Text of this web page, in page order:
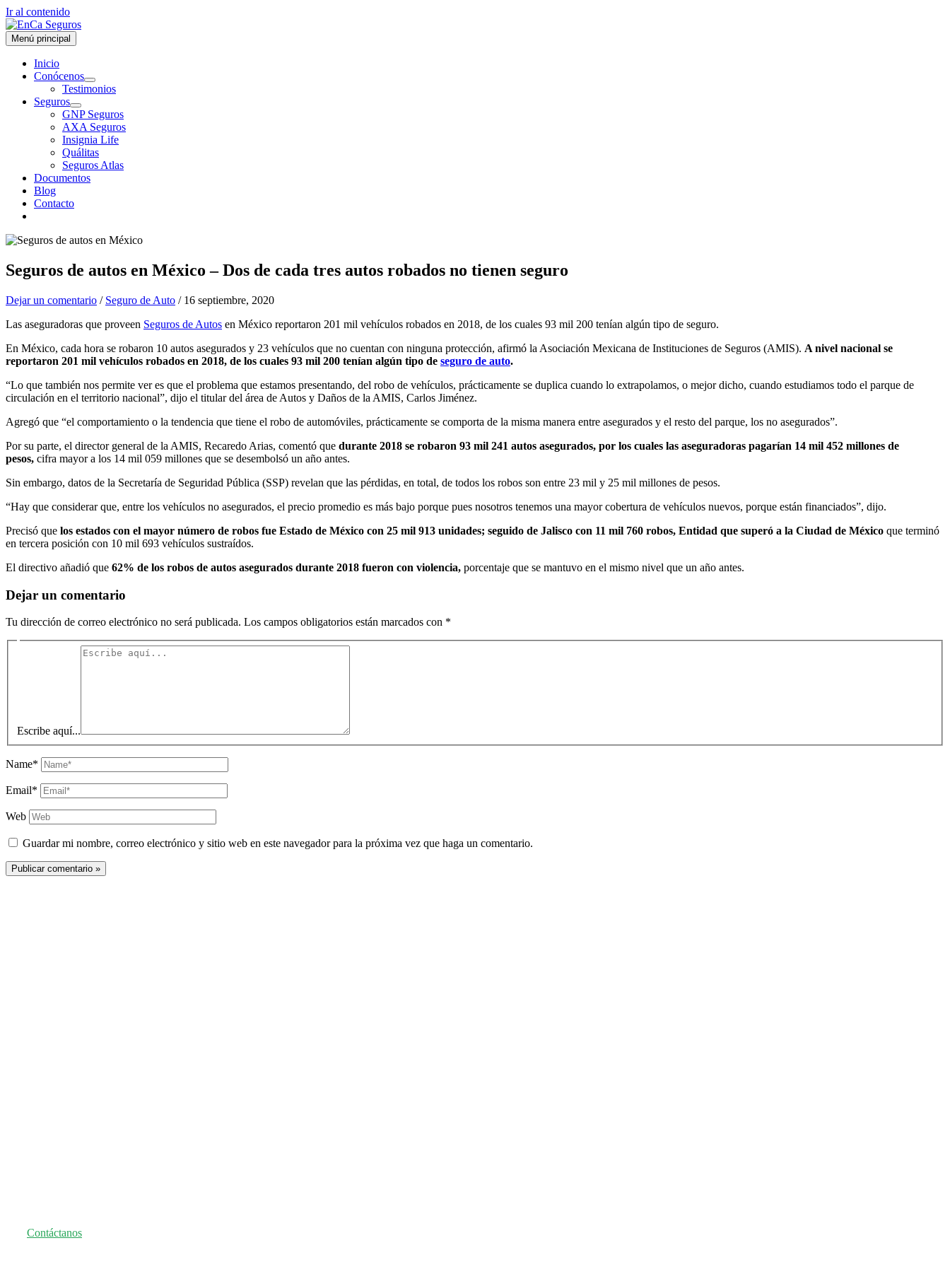
Ir al contenido
Menú principal
Inicio
Conócenos
Testimonios
Seguros
GNP Seguros
AXA Seguros
Insignia Life
Quálitas
Seguros Atlas
Documentos
Blog
Contacto
Seguros de autos en México – Dos de cada tres autos robados no tienen seguro
Dejar un comentario / Seguro de Auto / 16 septiembre, 2020
Las aseguradoras que proveen Seguros de Autos en México reportaron 201 mil vehículos robados en 2018, de los cuales 93 mil 200 tenían algún tipo de seguro.
En México, cada hora se robaron 10 autos asegurados y 23 vehículos que no cuentan con ninguna protección, afirmó la Asociación Mexicana de Instituciones de Seguros (AMIS). A nivel nacional se
reportaron 201 mil vehículos robados en 2018, de los cuales 93 mil 200 tenían algún tipo de seguro de auto.
“Lo que también nos permite ver es que el problema que estamos presentando, del robo de vehículos, prácticamente se duplica cuando lo extrapolamos, o mejor dicho, cuando estudiamos todo el parque de
circulación en el territorio nacional”, dijo el titular del área de Autos y Daños de la AMIS, Carlos Jiménez.
Agregó que “el comportamiento o la tendencia que tiene el robo de automóviles, prácticamente se comporta de la misma manera entre asegurados y el resto del parque, los no asegurados”.
Por su parte, el director general de la AMIS, Recaredo Arias, comentó que durante 2018 se robaron 93 mil 241 autos asegurados, por los cuales las aseguradoras pagarían 14 mil 452 millones de
pesos, cifra mayor a los 14 mil 059 millones que se desembolsó un año antes.
Sin embargo, datos de la Secretaría de Seguridad Pública (SSP) revelan que las pérdidas, en total, de todos los robos son entre 23 mil y 25 mil millones de pesos.
“Hay que considerar que, entre los vehículos no asegurados, el precio promedio es más bajo porque pues nosotros tenemos una mayor cobertura de vehículos nuevos, porque están financiados”, dijo.
Precisó que los estados con el mayor número de robos fue Estado de México con 25 mil 913 unidades; seguido de Jalisco con 11 mil 760 robos, Entidad que superó a la Ciudad de México que terminó
en tercera posición con 10 mil 693 vehículos sustraídos.
El directivo añadió que 62% de los robos de autos asegurados durante 2018 fueron con violencia, porcentaje que se mantuvo en el mismo nivel que un año antes.
Dejar un comentario
Tu dirección de correo electrónico no será publicada. Los campos obligatorios están marcados con *
Escribe aquí...
Name*
Email*
Web
Guardar mi nombre, correo electrónico y sitio web en este navegador para la próxima vez que haga un comentario.
Contáctanos